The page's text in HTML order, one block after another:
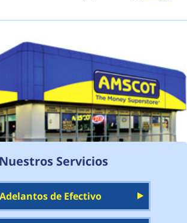
Nuestros Servicios
Adelantos de Efectivo